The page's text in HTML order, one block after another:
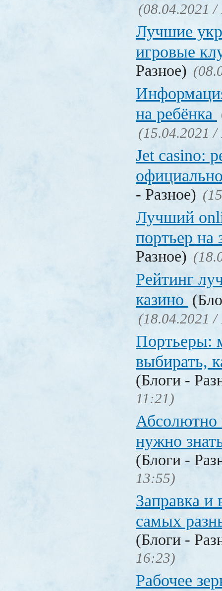
(08.04.2021 /
Лучшие
игровые
Разное)
на ребёнка
(15.04.2021 /
Jet casino:
- Разное)
Лучший
портьер на
Разное)
Рейтинг
казино
(18.04.2021 /
Портьеры:
выбирать,
(Блоги -
11:21)
Абсолютно
нужно
(Блоги -
13:55)
Заправка и
самых
(Блоги -
16:23)
Рабочее